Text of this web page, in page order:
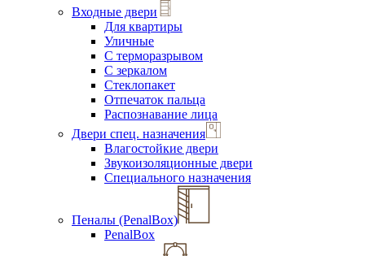
Входные двери
Для квартиры
Уличные
С терморазрывом
С зеркалом
Стеклопакет
Отпечаток пальца
Распознавание лица
Двери спец. назначения
Влагостойкие двери
Звукоизоляционные двери
Специального назначения
Пеналы (PenalBox)
PenalBox